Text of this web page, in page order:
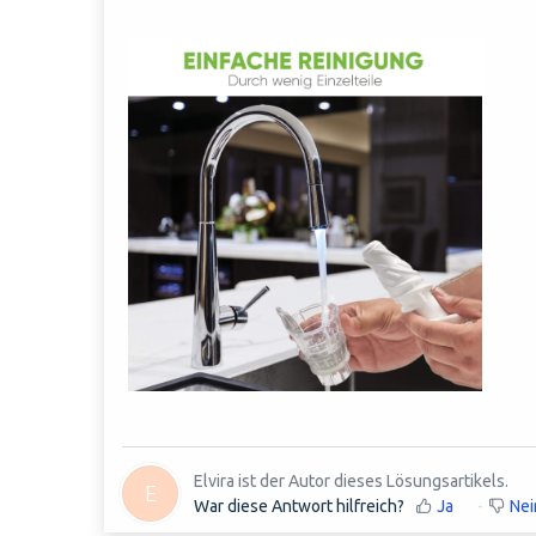
E
Elvira ist der Autor dieses Lösungsartikels.
War diese Antwort hilfreich?
Ja